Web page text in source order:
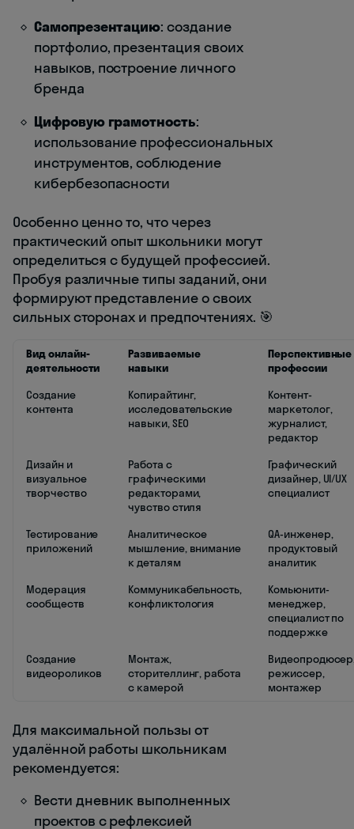
Самопрезентацию: создание
портфолио, презентация своих
навыков, построение личного
бренда
Цифровую грамотность:
использование профессиональных
инструментов, соблюдение
кибербезопасности
Особенно ценно то, что через
практический опыт школьники могут
определиться с будущей профессией.
Пробуя различные типы заданий, они
формируют представление о своих
сильных сторонах и предпочтениях. 🎯
Вид онлайн-
деятельности
Развиваемые
навыки
Перспективные
профессии
Создание
контента
Копирайтинг,
исследовательские
навыки, SEO
Контент-
маркетолог,
журналист,
редактор
Дизайн и
визуальное
творчество
Работа с
графическими
редакторами,
чувство стиля
Графический
дизайнер, UI/UX
специалист
Тестирование
приложений
Аналитическое
мышление, внимание
к деталям
QA-инженер,
продуктовый
аналитик
Модерация
сообществ
Коммуникабельность,
конфликтология
Комьюнити-
менеджер,
специалист по
поддержке
Создание
видеороликов
Монтаж,
сторителлинг, работа
с камерой
режиссер,
монтажер
Для максимальной пользы от
удалённой работы школьникам
рекомендуется:
Вести дневник выполненных
проектов с рефлексией